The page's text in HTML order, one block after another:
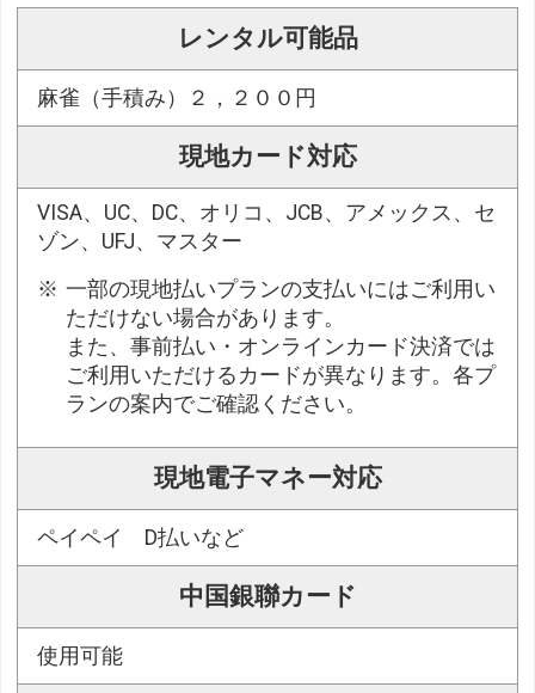
レンタル可能品
麻雀（手積み）２，２００円
現地カード対応
VISA、UC、DC、オリコ、JCB、アメックス、セ
ゾン、UFJ、マスター
一部の現地払いプランの支払いにはご利用い
ただけない場合があります。
また、事前払い・オンラインカード決済では
ご利用いただけるカードが異なります。各プ
ランの案内でご確認ください。
現地電子マネー対応
ペイペイ D払いなど
中国銀聯カード
使用可能